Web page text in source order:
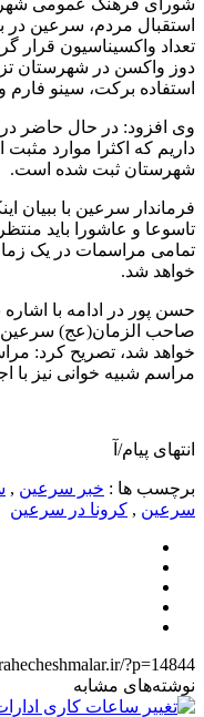
شورای فرهنگ عمومی
استقبال مردم، سرعین در
دوز واکسن در شهرستان
استفاده برکت، سینو فارم
داریم که اکثرا موارد
شهرستان ثبت شده است.
فرماندار سرعین با ببیان
تاسوعا و عاشورا باید
تمامی مراسمات در یک
خواهد شد.
حسن پور در ادامه با
صاحب الزمان(عج) سرعین
خواهد شد، تصریح کرد:
مراسم شبیه خوانی نیز با
انتهای پیام/آ
برچسب ها : خبر سرعین ,
سرعین , کرونا در سرعین
?p=14844
نوشته‌های مشابه